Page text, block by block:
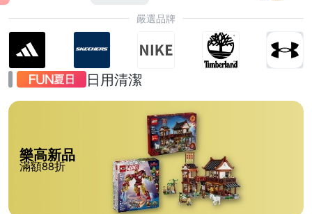
嚴選品牌
日用清潔
樂高新品
滿額88折